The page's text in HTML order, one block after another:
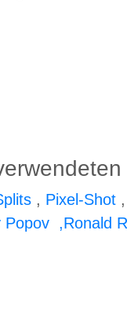
, Pixel-Shot ,
Popov ,Ronald